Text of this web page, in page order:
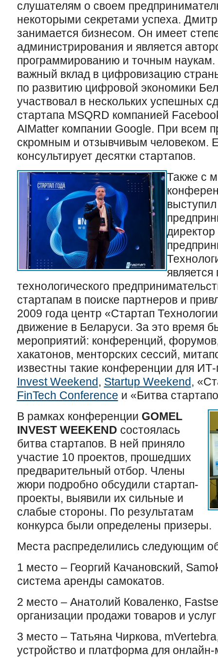
слушателям о своем
некоторыми секретами успеха.
занимается бизнесом. Он имеет
администрирования и является
программированию и точным наукам.
важный вклад в цифровизацию
по развитию цифровой экономики
участвовал в нескольких успешных
стартапа MSQRD компанией
AIMatter компании Google. При всем
скромным и отзывчивым человеком.
консультирует десятки стартапов.
Также с
является
технологического
стартапам в поиске партнеров и
2009 года центр «Стартап
движение в Беларуси. За это время
мероприятий: конференций,
хакатонов, менторских сессий,
известны такие конференции для
Invest Weekend, Startup Weekend,
FinTech Conference и «Битва
В рамках конференции GOMEL
INVEST WEEKEND состоялась
битва стартапов. В ней приняло
участие 10 проектов, прошедших
предварительный отбор. Члены
жюри подробно обсудили стартап-
проекты, выявили их сильные и
слабые стороны. По результатам
конкурса были определены призеры.
Места распределились следующим
1 место – Георгий Качановский,
система аренды самокатов.
2 место – Анатолий Коваленко,
организации продажи товаров и
3 место – Татьяна Чиркова,
устройство и платформа для онлайн-